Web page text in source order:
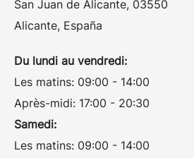
San Juan de Alicante, 03550
Alicante, España
Du lundi au vendredi:
Les matins: 09:00 - 14:00
Après-midi: 17:00 - 20:30
Samedi:
Les matins: 09:00 - 14:00